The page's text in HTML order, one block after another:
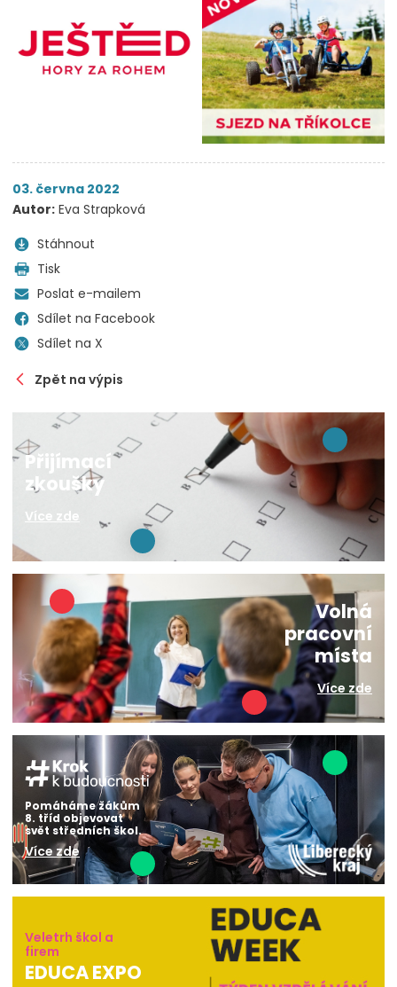
03. června 2022
Autor: Eva Strapková
Stáhnout
Tisk
Poslat e-mailem
Sdílet na Facebook
Sdílet na X
Zpět na výpis
Přijímací
zkoušky
Více zde
Volná
pracovní
místa
Více zde
Pomáháme žákům
8. tříd objevovat
svět středních škol.
Více zde
Veletrh škol a
firem
EDUCA EXPO